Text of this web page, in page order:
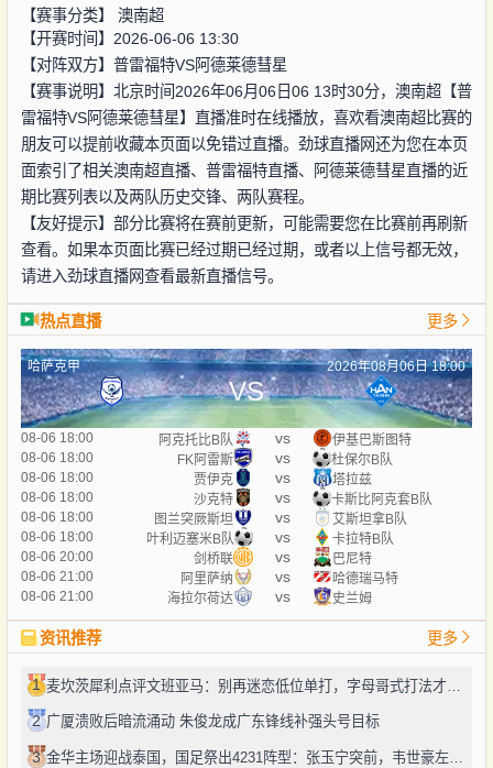
【赛事分类】 澳南超
【开赛时间】2026-06-06 13:30
【对阵双方】 普雷福特VS阿德莱德彗星
【赛事说明】北京时间2026年06月06日06 13时30分，澳南超【普
雷福特VS阿德莱德彗星】直播准时在线播放，喜欢看澳南超比赛的
朋友可以提前收藏本页面以免错过直播。劲球直播网还为您在本页
面索引了相关澳南超直播、普雷福特直播、阿德莱德彗星直播的近
期比赛列表以及两队历史交锋、两队赛程。
【友好提示】部分比赛将在赛前更新，可能需要您在比赛前再刷新
查看。如果本页面比赛已经过期已经过期，或者以上信号都无效，
请进入劲球直播网查看最新直播信号。
热点直播 更多
哈萨克甲 2026年08月06日 18:00
VS
08-06 18:00 阿克托比B队 vs
伊基巴斯图特
08-06 18:00
FK阿雷斯 vs
杜保尔B队
08-06 18:00
贾伊克 vs
塔拉兹
08-06 18:00
沙克特 vs
卡斯比阿克套B队
08-06 18:00
图兰突厥斯坦 vs
艾斯坦拿B队
08-06 18:00
叶利迈塞米B队 vs
卡拉特B队
08-06 20:00
剑桥联 vs
巴尼特
08-06 21:00
阿里萨纳 vs
哈德瑞马特
08-06 21:00
海拉尔荷达 vs 史兰姆
资讯推荐 更多
1 麦坎茨犀利点评文班亚马：别再迷恋低位单打，字母哥式打法才是未来
2 广厦溃败后暗流涌动 朱俊龙成广东锋线补强头号目标
3 金华主场迎战泰国，国足祭出4231阵型：张玉宁突前，韦世豪左路驰骋